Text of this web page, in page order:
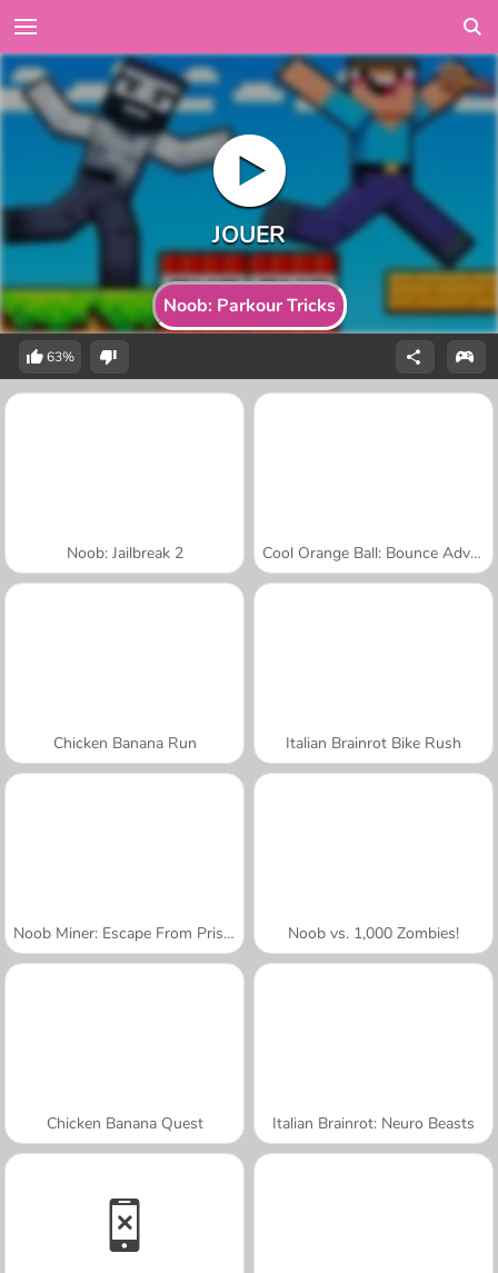
Noob: Parkour Tricks
63%
Noob: Jailbreak 2 Cool Orange Ball: Bounce Adventure
Chicken Banana Run Italian Brainrot Bike Rush
Noob Miner: Escape From Prison Noob vs. 1,000 Zombies!
Chicken Banana Quest Italian Brainrot: Neuro Beasts